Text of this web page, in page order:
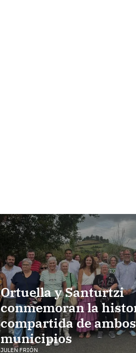
Ortuella y Santurtzi
conmemoran la
compartida de ambos
municipios
JULEN FRIÓN